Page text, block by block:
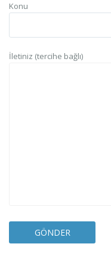
Konu
İletiniz (tercihe bağlı)